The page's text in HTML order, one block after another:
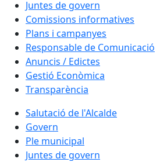
Juntes de govern
Comissions informatives
Plans i campanyes
Responsable de Comunicació
Anuncis / Edictes
Gestió Econòmica
Transparència
Salutació de l'Alcalde
Govern
Ple municipal
Juntes de govern